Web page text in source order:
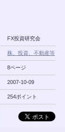
FX投資研究会
株、投資、不動産等
8ページ
2007-10-09
254ポイント